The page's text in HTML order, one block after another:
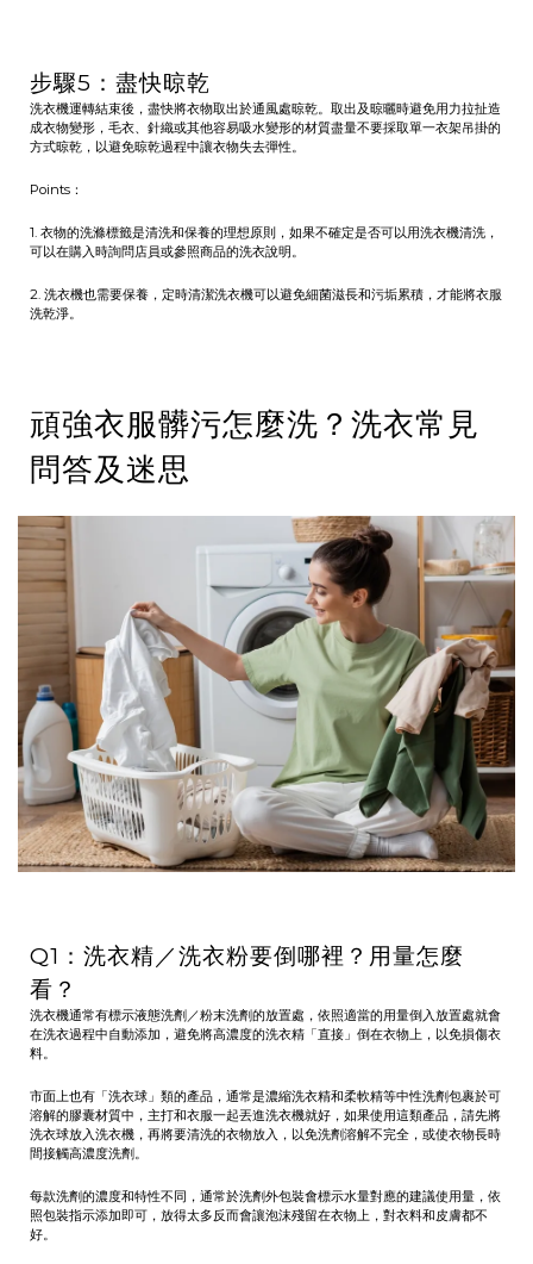
步驟5：盡快晾乾
洗衣機運轉結束後，盡快將衣物取出於通風處晾乾。取出及晾曬時避免用力拉扯造
成衣物變形，毛衣、針織或其他容易吸水變形的材質盡量不要採取單一衣架吊掛的
方式晾乾，以避免晾乾過程中讓衣物失去彈性。
Points：
1. 衣物的洗滌標籤是清洗和保養的理想原則，如果不確定是否可以用洗衣機清洗，
可以在購入時詢問店員或參照商品的洗衣說明。
2. 洗衣機也需要保養，定時清潔洗衣機可以避免細菌滋長和污垢累積，才能將衣服
洗乾淨。
頑強衣服髒污怎麼洗？洗衣常見
問答及迷思
Q1：洗衣精／洗衣粉要倒哪裡？用量怎麼
看？
洗衣機通常有標示液態洗劑／粉末洗劑的放置處，依照適當的用量倒入放置處就會
在洗衣過程中自動添加，避免將高濃度的洗衣精「直接」倒在衣物上，以免損傷衣
料。
市面上也有「洗衣球 」類的產品，通常是濃縮洗衣精和柔軟精等中性洗劑包裹於可
溶解的膠囊材質中，主打和衣服一起丟進洗衣機就好，如果使用這類產品，請先將
洗衣球放入洗衣機，再將要清洗的衣物放入，以免洗劑溶解不完全，或使衣物長時
間接觸高濃度洗劑。
每款洗劑的濃度和特性不同，通常於洗劑外包裝會標示水量對應的建議使用量，依
照包裝指示添加即可，放得太多反而會讓泡沫殘留在衣物上，對衣料和皮膚都不
好。